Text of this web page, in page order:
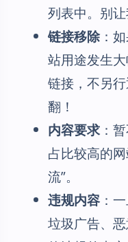
列表中。别
链接移除 ：
站用途发生
链接，不另
翻！
内容要求 ：
占比较高的
流”。
违规内容 ：
垃圾广告、